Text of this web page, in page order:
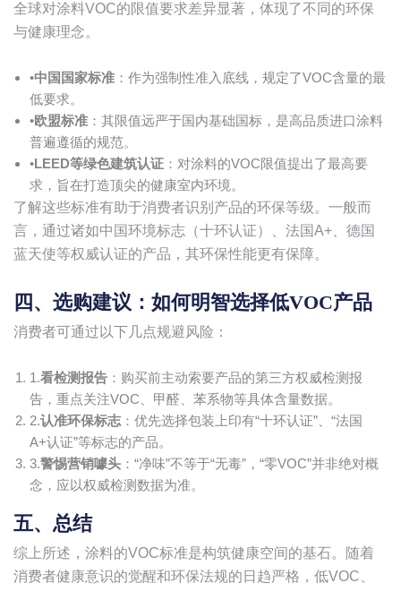
全球对涂料VOC的限值要求差异显著，体现了不同的环保
与健康理念。
•​中国国家标准 ​：作为强制性准入底线，规定了VOC含量的最
低要求。
•​欧盟标准 ​：其限值远严于国内基础国标，是高品质进口涂料
普遍遵循的规范。
•​LEED等绿色建筑认证 ​：对涂料的VOC限值提出了最高要
求，旨在打造顶尖的健康室内环境。
了解这些标准有助于消费者识别产品的环保等级。一般而
言，通过诸如中国环境标志（十环认证）、法国A+、德国
蓝天使等权威认证的产品，其环保性能更有保障。
四、选购建议：如何明智选择低VOC产品
消费者可通过以下几点规避风险：
1.​看检测报告 ​：购买前主动索要产品的第三方权威检测报
告，重点关注VOC、甲醛、苯系物等具体含量数据。
2.​认准环保标志 ​：优先选择包装上印有“十环认证”、“法国
A+认证”等标志的产品。
3.​警惕营销噱头 ​：“净味”不等于“无毒”，“零VOC”并非绝对概
念，应以权威检测数据为准。
五、总结
综上所述，涂料的VOC标准是构筑健康空间的基石。随着
消费者健康意识的觉醒和环保法规的日趋严格，低VOC、